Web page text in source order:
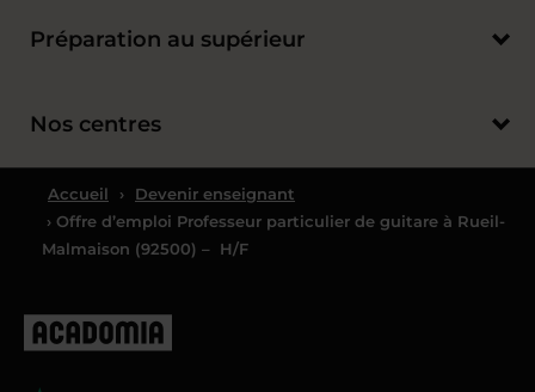
Préparation au supérieur
Nos centres
Accueil ›
Devenir enseignant
› Offre d’emploi Professeur particulier de guitare à Rueil-
Malmaison (92500) – H/F